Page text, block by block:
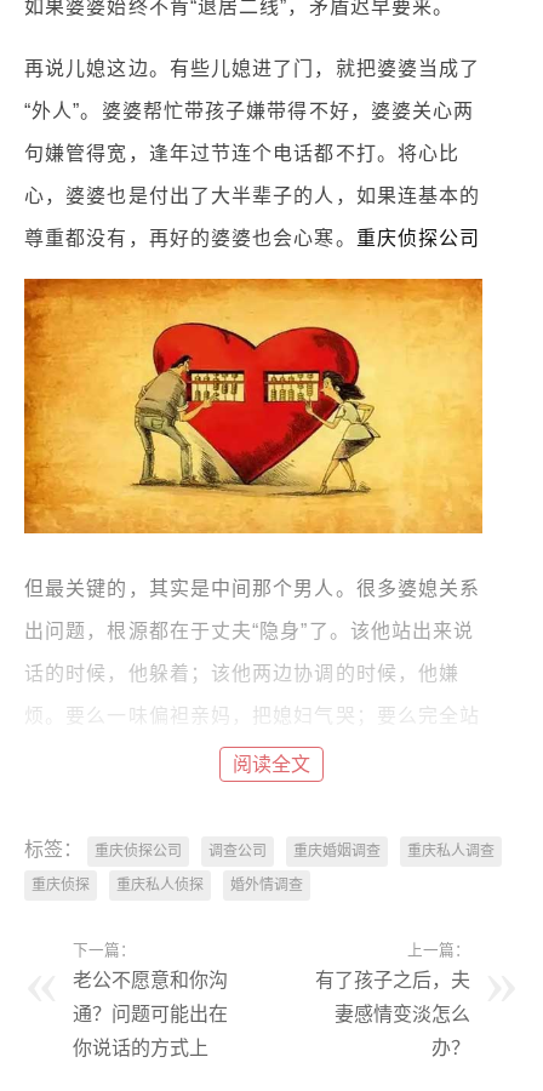
如果婆婆始终不肯“退居二线”，矛盾迟早要来。
再说儿媳这边。有些儿媳进了门，就把婆婆当成了
“外人”。婆婆帮忙带孩子嫌带得不好，婆婆关心两
句嫌管得宽，逢年过节连个电话都不打。将心比
心，婆婆也是付出了大半辈子的人，如果连基本的
尊重都没有，再好的婆婆也会心寒。 重庆侦探公司
但最关键的，其实是中间那个男人。很多婆媳关系
出问题，根源都在于丈夫“隐身”了。该他站出来说
话的时候，他躲着；该他两边协调的时候，他嫌
烦。要么一味偏袒亲妈，把媳妇气哭；要么完全站
在媳妇这边，把老人伤透。两头不作为，矛盾只会
一个聪明的男人，应该明白一个道理：在婆媳之
妇的好话；当着媳妇的面，要多体谅妈的辛苦。遇
到矛盾，先把两个人分开，私下沟通，而不是让她
阅读全文
标签： 重庆侦探公司 调查公司 重庆婚姻调查
重庆私人调查
重庆侦探
重庆私人侦探 婚外情调查
下一篇：
老公不愿意和你沟
通？问题可能出在
你说话的方式上
上一篇：
有了孩子之后，夫
妻感情变淡怎么
办？